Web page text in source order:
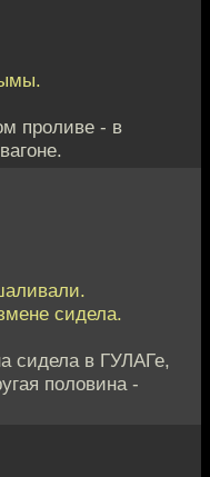
проливе - в
сидела.
сидела в ГУЛАГе,
половина -